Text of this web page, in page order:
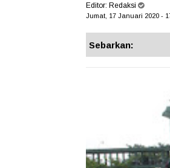
Editor: Redaksi
Jumat, 17 Januari 2020 -
Sebarkan: